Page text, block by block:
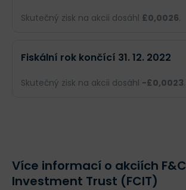
EPS --
Skutečný zisk na akcii dosáhl £0,0026.
Fiskální rok končící 31. 12. 2022
Skutečný zisk na akcii dosáhl -£0,0023.
Příjmy --
Více informací o akciích F&C
Investment Trust (FCIT)